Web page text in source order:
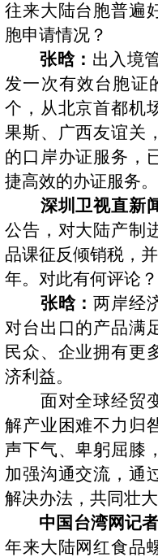
往来大陆台胞普遍
胞申请情况？
张晗： 出入境
发一次有效台胞证
个，从北京首都机
果斯、广西友谊关
的口岸办证服务，
捷高效的办证服务。
深圳卫视直新
公告，对大陆产制
品课征反倾销税，
年。对此有何评论？
张晗：两岸经
对台出口的产品满
民众、企业拥有更
济利益。
面对全球经贸变
解产业困难不力归
声下气、卑躬屈膝
加强沟通交流，通
解决办法，共同壮
中国台湾网记者
年来大陆网红食品